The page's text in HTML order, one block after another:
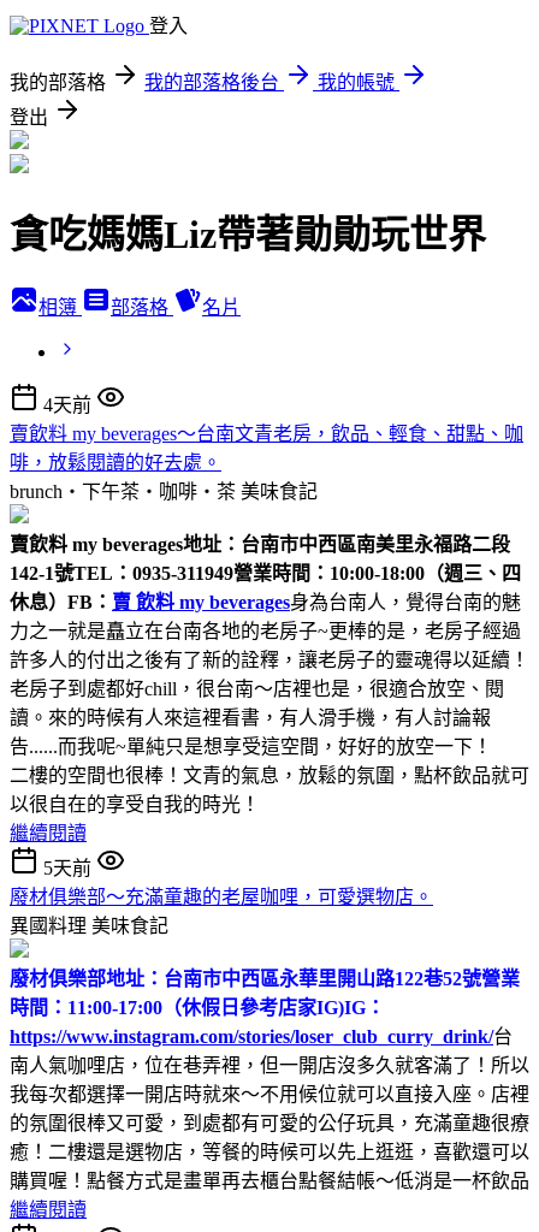
登入
我的部落格 我的部落格後台
我的帳號
登出
貪吃媽媽Liz帶著勛勛玩世界
相簿 部落格 名片
4天前
賣飲料 my beverages～台南文青老房，飲品、輕食、甜點、咖
啡，放鬆閱讀的好去處。
brunch‧下午茶‧咖啡‧茶 美味食記
賣飲料 my beverages地址：台南市中西區南美里永福路二段
142-1號TEL：0935-311949營業時間：10:00-18:00（週三、四
休息） FB： 賣 飲料 my beverages身為台南人，覺得台南的魅
力之一就是矗立在台南各地的老房子~更棒的是，老房子經過
許多人的付出之後有了新的詮釋，讓老房子的靈魂得以延續！
老房子到處都好chill，很台南～店裡也是，很適合放空、閱
讀。來的時候有人來這裡看書，有人滑手機，有人討論報
告......而我呢~單純只是想享受這空間，好好的放空一下！
二樓的空間也很棒！文青的氣息，放鬆的氛圍，點杯飲品就可
以很自在的享受自我的時光！
繼續閱讀
5天前
廢材俱樂部～充滿童趣的老屋咖哩，可愛選物店。
異國料理 美味食記
廢材俱樂部地址：台南市中西區永華里開山路122巷52號營業
時間：11:00-17:00（休假日參考店家IG)IG：
https://www.instagram.com/stories/loser_club_curry_drink/台
南人氣咖哩店，位在巷弄裡，但一開店沒多久就客滿了！所以
我每次都選擇一開店時就來～不用候位就可以直接入座。店裡
的氛圍很棒又可愛，到處都有可愛的公仔玩具，充滿童趣很療
癒！二樓還是選物店，等餐的時候可以先上逛逛，喜歡還可以
購買喔！點餐方式是畫單再去櫃台點餐結帳～低消是一杯飲品
繼續閱讀